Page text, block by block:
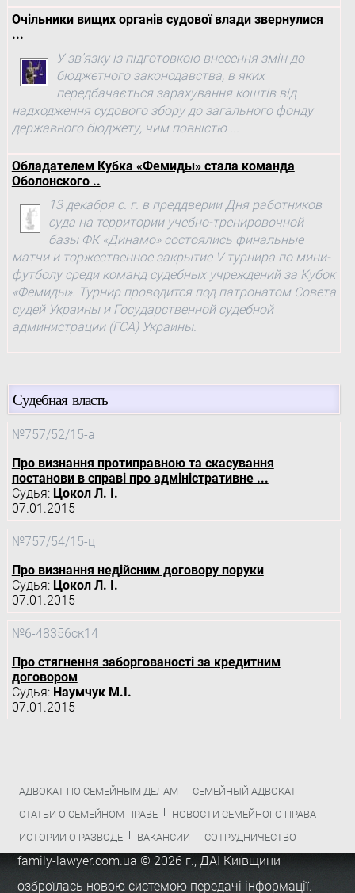
Очільники вищих органів судової влади звернулися
...
У зв’язку із підготовкою внесення змін до
бюджетного законодавства, в яких
передбачається зарахування коштів від
надходження судового збору до загального фонду
державного бюджету, чим повністю ...
Обладателем Кубка «Фемиды» стала команда
Оболонского ..
13 декабря с. г. в преддверии Дня работников
суда на территории учебно-тренировочной
базы ФК «Динамо» состоялись финальные
матчи и торжественное закрытие V турнира по мини-
футболу среди команд судебных учреждений за Кубок
«Фемиды». Турнир проводится под патронатом Совета
судей Украины и Государственной судебной
администрации (ГСА) Украины.
Судебная власть
№757/52/15-а
Про визнання протиправною та скасування
постанови в справі про адміністративне ...
Судья: Цокол Л. І.
07.01.2015
№757/54/15-ц
Про визнання недійсним договору поруки
Судья: Цокол Л. І.
07.01.2015
№6-48356ск14
Про стягнення заборгованості за кредитним
договором
Судья: Наумчук М.І.
07.01.2015
АДВОКАТ ПО СЕМЕЙНЫМ ДЕЛАМ
СЕМЕЙНЫЙ АДВОКАТ
СТАТЬИ О СЕМЕЙНОМ ПРАВЕ
НОВОСТИ СЕМЕЙНОГО ПРАВА
ИСТОРИИ О РАЗВОДЕ
ВАКАНСИИ СОТРУДНИЧЕСТВО
family-lawyer.com.ua © 2026 г.,ДАІ Київщини
озброїлась новою системою передачі інформації.